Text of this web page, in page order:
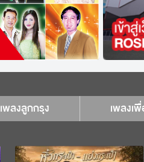
เพลงลูกกรุง เพลงเ